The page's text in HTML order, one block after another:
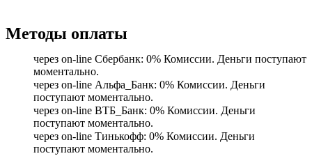
Методы оплаты
через on-line Сбербанк: 0% Комиссии. Деньги поступают
моментально.
через on-line Альфа_Банк: 0% Комиссии. Деньги
поступают моментально.
через on-line ВТБ_Банк: 0% Комиссии. Деньги
поступают моментально.
через on-line Тинькофф: 0% Комиссии. Деньги
поступают моментально.